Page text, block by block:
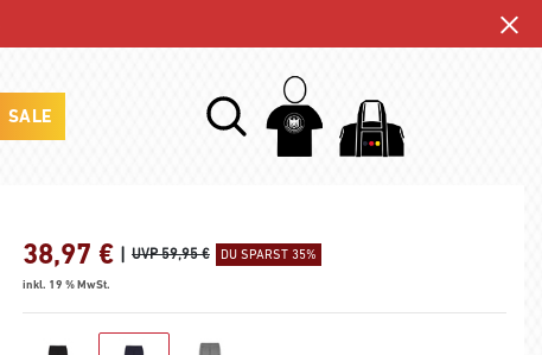
SALE
38,97 € | UVP 59,95 € DU SPARST 35%
inkl. 19 % MwSt.